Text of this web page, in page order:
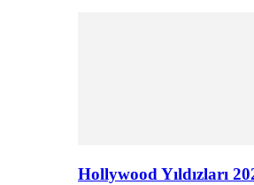
Hollywood Yıldızları